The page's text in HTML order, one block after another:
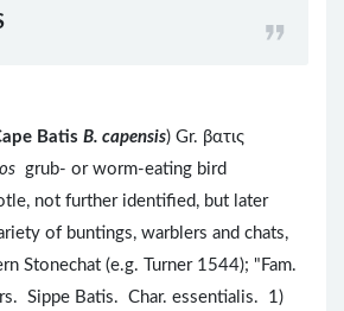
Batis B. capensis) Gr. βατις
grub- or worm-eating bird
not further identified, but later
of buntings, warblers and chats,
Stonechat (e.g. Turner 1544); "Fam.
Sippe Batis. Char. essentialis. 1)